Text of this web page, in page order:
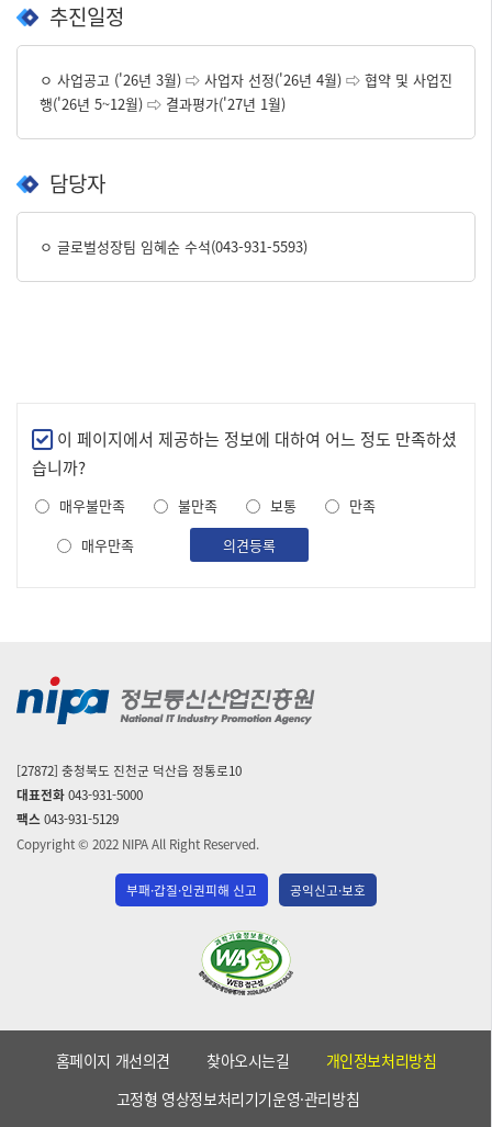
추진일정
ㅇ 사업공고 ('26년 3월) ⇨ 사업자 선정('26년 4월) ⇨ 협약 및 사업진
행('26년 5~12월) ⇨ 결과평가('27년 1월)
담당자
ㅇ 글로벌성장팀 임혜순 수석(043-931-5593)
만
족
도
조
이 페이지에서 제공하는 정보에 대하여 어느 정도 만족하셨
습니까?
매우불만족 불만족 보통
만족
매우만족
의견등록
[27872] 충청북도 진천군 덕산읍 정통로10
대표전화043-931-5000
팩스043-931-5129
Copyright © 2022 NIPA All Right Reserved.
부패·갑질·인권피해 신고 공익신고·보호
(사)
한
국
인
체
홈페이지 개선의견 찾아오시는길
개인정보처리방침
고정형 영상정보처리기기운영·관리방침